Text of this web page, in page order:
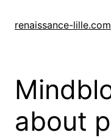
renaissance-lille.com
about